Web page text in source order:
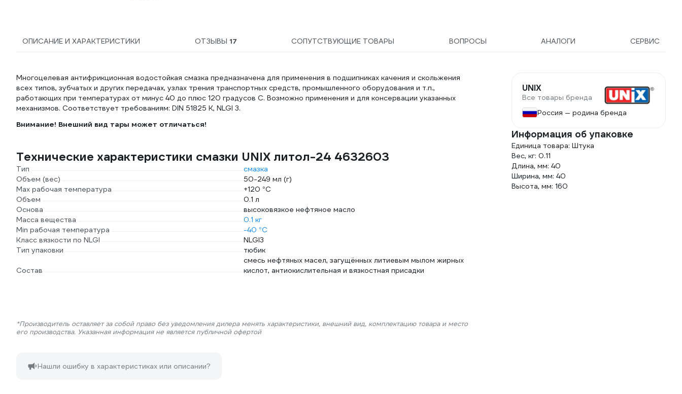
ОПИСАНИЕ И ХАРАКТЕРИСТИКИ ОТЗЫВЫ 17 СОПУТСТВУЮЩИЕ ТОВАРЫ ВОПРОСЫ АНАЛОГИ СЕРВИС
Многоцелевая антифрикционная водостойкая смазка предназначена для применения в подшипниках качения и скольжения
всех типов, зубчатых и других передачах, узлах трения транспортных средств, промышленного оборудования и т.п.,
работающих при температурах от минус 40 до плюс 120 градусов С. Возможно применения и для консервации указанных
механизмов. Соответствует требованиям: DIN 51825 K, NLGI 3.
Внимание! Внешний вид тары может отличаться!
Технические характеристики смазки UNIX литол-24 4632603
Тип
смазка
Объем (вес)
50-249 мл (г)
Max рабочая температура
+120 °С
Объем
0.1 л
Основа
высоковязкое нефтяное масло
Масса вещества
0.1 кг
Min рабочая температура
-40 °С
Класс вязкости по NLGI
NLGI3
Тип упаковки
тюбик
Состав
смесь нефтяных масел, загущённых литиевым мылом жирных
кислот, антиокислительная и вязкостная присадки
*Производитель оставляет за собой право без уведомления дилера менять характеристики, внешний вид, комплектацию товара и место
его производства. Указанная информация не является публичной офертой
Нашли ошибку в характеристиках или описании?
UNIX
Все товары бренда
Россия — родина бренда
Информация об упаковке
Единица товара: Штука
Вес, кг: 0.11
Длина, мм: 40
Ширина, мм: 40
Высота, мм: 160